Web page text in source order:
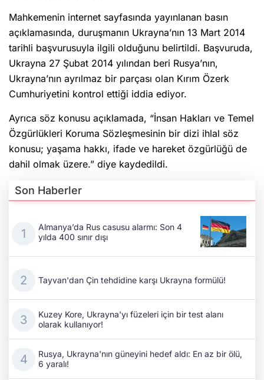
Mahkemenin internet sayfasında yayınlanan basın
açıklamasında, duruşmanın Ukrayna’nın 13 Mart 2014
tarihli başvurusuyla ilgili olduğunu belirtildi. Başvuruda,
Ukrayna 27 Şubat 2014 yılından beri Rusya’nın,
Ukrayna’nın ayrılmaz bir parçası olan Kırım Özerk
Cumhuriyetini kontrol ettiği iddia ediyor.
Ayrıca söz konusu açıklamada, “İnsan Hakları ve Temel
Özgürlükleri Koruma Sözleşmesinin bir dizi ihlal söz
konusu; yaşama hakkı, ifade ve hareket özgürlüğü de
dahil olmak üzere.” diye kaydedildi.
Son Haberler
Almanya’da Rus casusu alarmı: Son 4
yılda 400 sınır dışı
Tayvan'dan Çin tehdidine karşı Ukrayna formülü!
Kuzey Kore, Ukrayna'yı füzeleri için bir test alanı
olarak kullanıyor!
Rusya, Ukrayna'nın güneyini hedef aldı: En az bir ölü,
6 yaralı!